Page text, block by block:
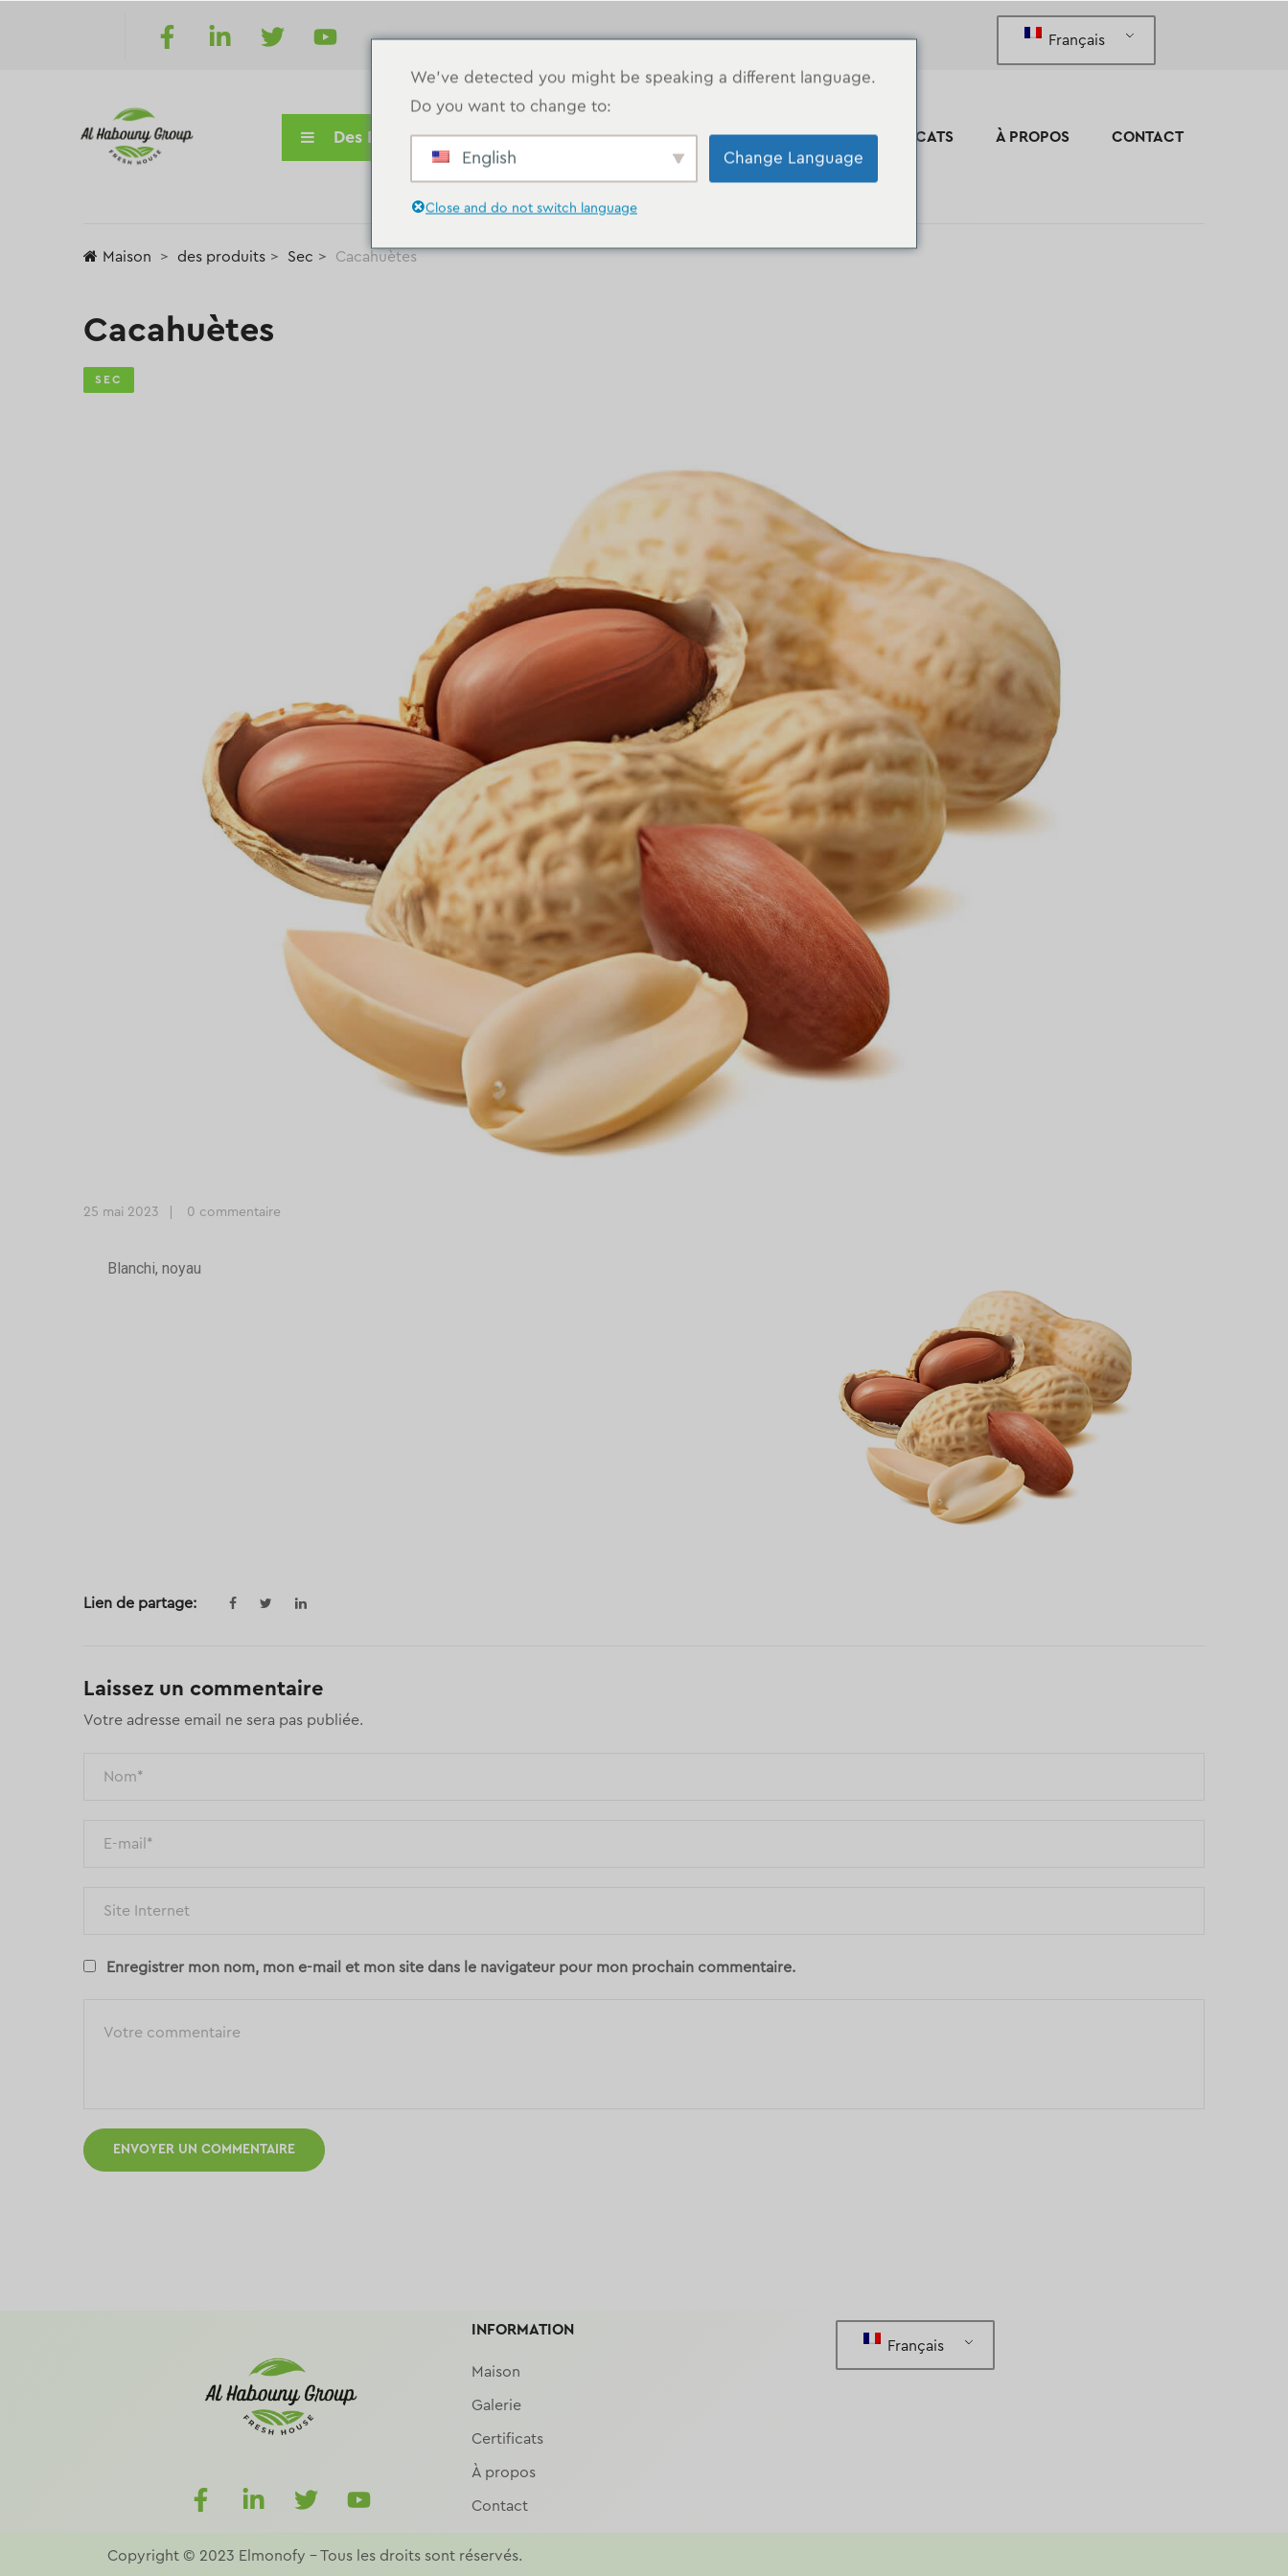
Français
Des Produits MAISON GALERIE CERTIFICATS À PROPOS CONTACT
Maison des produits Sec Cacahuètes
Cacahuètes
SEC
25 mai 2023 0 commentaire
Blanchi, noyau
Lien de partage:
Laissez un commentaire
Votre adresse email ne sera pas publiée.
Enregistrer mon nom, mon e-mail et mon site dans le navigateur pour mon prochain commentaire.
INFORMATION
Maison
Galerie
Certificats
À propos
Contact
Français
Copyright © 2023 Elmonofy –Tous les droits sont réservés.
We've detected you might be speaking a different language.
Do you want to change to:
English Change Language
Close and do not switch language